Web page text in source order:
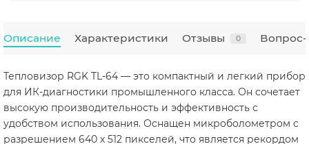
Описание Характеристики Отзывы 0 Вопрос-
Тепловизор RGK TL-64 — это компактный и легкий прибор
для ИК-диагностики промышленного класса. Он сочетает
высокую производительность и эффективность с
удобством использования. Оснащен микроболометром с
разрешением 640 х 512 пикселей, что является рекордом